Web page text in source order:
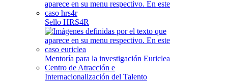
Sello HRS4R
Mentoría para la investigación Euriclea
Centro de Atracción e
Internacionalización del Talento